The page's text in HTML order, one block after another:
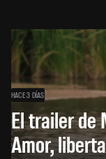
HACE 3 DÍAS
El trailer de
Amor,